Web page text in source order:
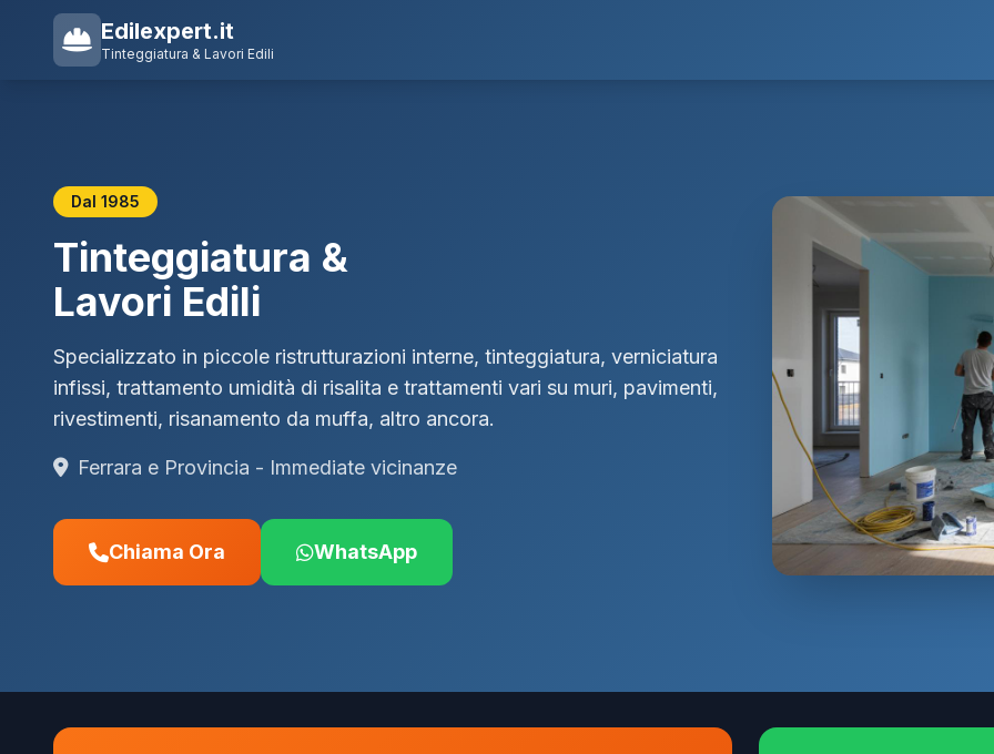
Edilexpert.it
Tinteggiatura & Lavori Edili
Dal 1985
Tinteggiatura &
Lavori Edili
Specializzato in piccole ristrutturazioni interne, tinteggiatura, verniciatura
infissi, trattamento umidità di risalita e trattamenti vari su muri, pavimenti,
rivestimenti, risanamento da muffa, altro ancora.
Ferrara e Provincia - Immediate vicinanze
Chiama Ora WhatsApp